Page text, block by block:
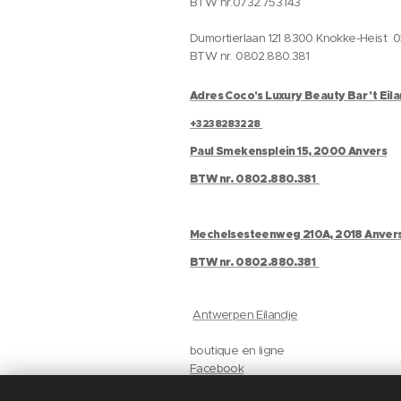
Dumortierlaan 121 8300 Knokke-Heist
BTW nr. 0802.880.381
Adres Coco's Luxury Beauty Bar 't
+3238283228
Paul Smekensplein 15, 2000 Anvers
BTW nr. 0802.880.381
Mechelsesteenweg 210A, 2018
BTW nr. 0802.880.381
Antwerpen Eilandje
boutique en ligne
Facebook